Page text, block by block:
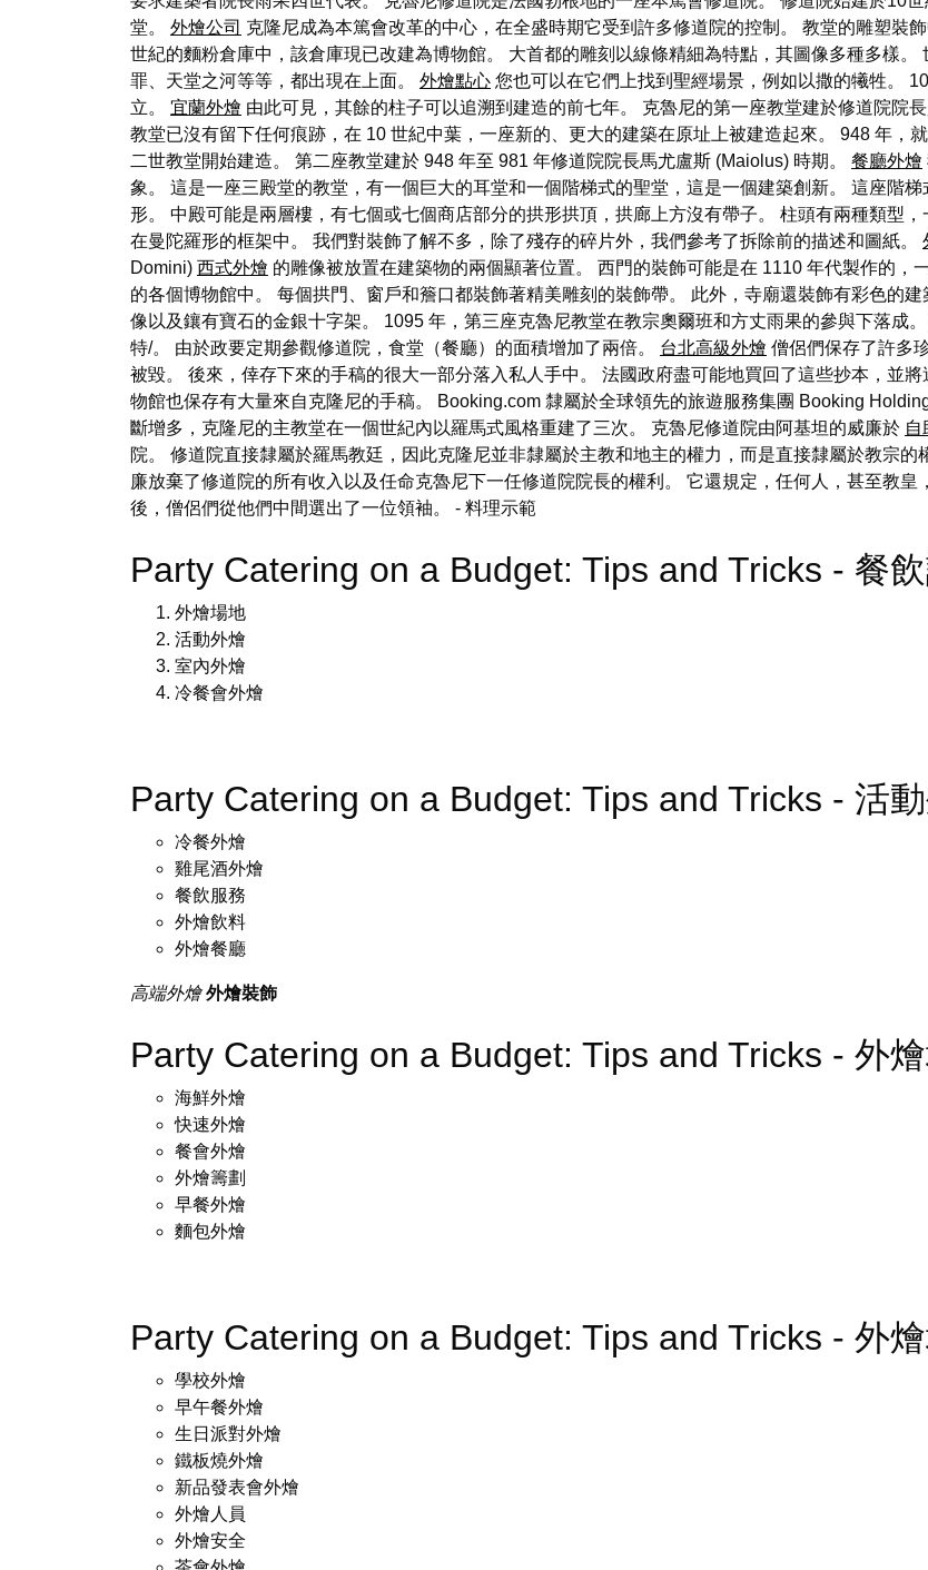
堂。 外燴公司 克隆尼成為本篤會改革的中心，在全盛時期它受到許多修道院的控制。 教堂的雕塑裝
世紀的麵粉倉庫中，該倉庫現已改建為博物館。 大首都的雕刻以線條精細為特點，其圖像多種多樣
罪、天堂之河等等，都出現在上面。 外燴點心 您也可以在它們上找到聖經場景，例如以撒的犧牲。
立。 宜蘭外燴 由此可見，其餘的柱子可以追溯到建造的前七年。 克魯尼的第一座教堂建於修道院院
教堂已沒有留下任何痕跡，在 10 世紀中葉，一座新的、更大的建築在原址上被建造起來。 948 年，
二世教堂開始建造。 第二座教堂建於 948 年至 981 年修道院院長馬尤盧斯 (Maiolus) 時期。 餐廳外燴
象。 這是一座三殿堂的教堂，有一個巨大的耳堂和一個階梯式的聖堂，這是一個建築創新。 這座階
形。 中殿可能是兩層樓，有七個或七個商店部分的拱形拱頂，拱廊上方沒有帶子。 柱頭有兩種類型
在曼陀羅形的框架中。 我們對裝飾了解不多，除了殘存的碎片外，我們參考了拆除前的描述和圖紙。
Domini) 西式外燴 的雕像被放置在建築物的兩個顯著位置。 西門的裝飾可能是在 1110 年代製作的
的各個博物館中。 每個拱門、窗戶和簷口都裝飾著精美雕刻的裝飾帶。 此外，寺廟還裝飾有彩色的
像以及鑲有寶石的金銀十字架。 1095 年，第三座克魯尼教堂在教宗奧爾班和方丈雨果的參與下落成
特/。 由於政要定期參觀修道院，食堂（餐廳）的面積增加了兩倍。 台北高級外燴 僧侶們保存了許多
被毀。 後來，倖存下來的手稿的很大一部分落入私人手中。 法國政府盡可能地買回了這些抄本，並將
物館也保存有大量來自克隆尼的手稿。 Booking.com 隸屬於全球領先的旅遊服務集團 Booking
斷增多，克隆尼的主教堂在一個世紀內以羅馬式風格重建了三次。 克魯尼修道院由阿基坦的威廉於 自
院。 修道院直接隸屬於羅馬教廷，因此克隆尼並非隸屬於主教和地主的權力，而是直接隸屬於教宗
廉放棄了修道院的所有收入以及任命克魯尼下一任修道院院長的權利。 它還規定，任何人，甚至教皇
後，僧侶們從他們中間選出了一位領袖。 - 料理示範
Party Catering on a Budget: Tips and Tricks - 餐
外燴場地
活動外燴
室內外燴
冷餐會外燴
Party Catering on a Budget: Tips and Tricks - 活
冷餐外燴
雞尾酒外燴
餐飲服務
外燴飲料
外燴餐廳
高端外燴 外燴裝飾
Party Catering on a Budget: Tips and Tricks - 外
海鮮外燴
快速外燴
餐會外燴
外燴籌劃
早餐外燴
麵包外燴
Party Catering on a Budget: Tips and Tricks - 外
學校外燴
早午餐外燴
生日派對外燴
鐵板燒外燴
新品發表會外燴
外燴人員
外燴安全